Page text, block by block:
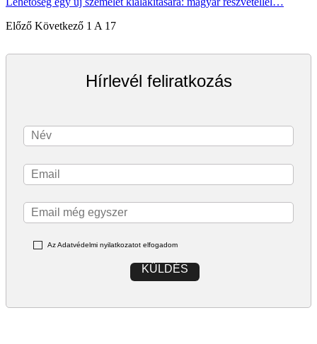
Előző Következő 1 A 17
Hírlevél feliratkozás
Az Adatvédelmi nyilatkozatot elfogadom
KÜLDÉS